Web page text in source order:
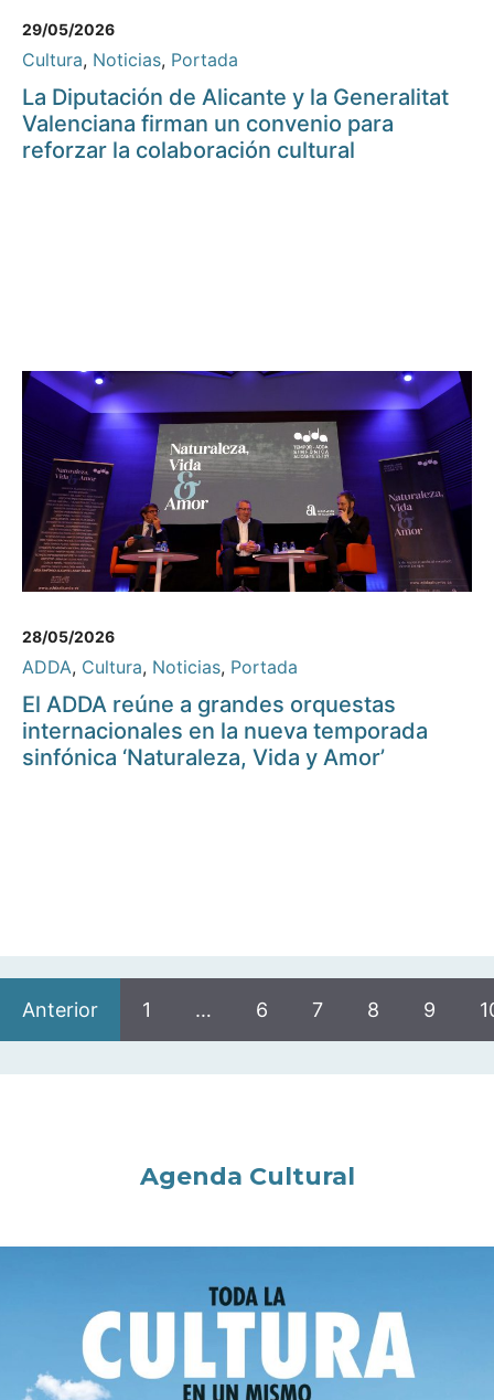
29/05/2026
Cultura, Noticias, Portada
La Diputación de Alicante y la Generalitat
Valenciana firman un convenio para
reforzar la colaboración cultural
28/05/2026
ADDA, Cultura, Noticias, Portada
El ADDA reúne a grandes orquestas
internacionales en la nueva temporada
sinfónica ‘Naturaleza, Vida y Amor’
Anterior 1 … 6 7 8 9
Agenda Cultural